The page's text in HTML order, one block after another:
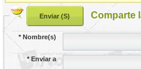
Comparte
*Nombre(s)
*Enviar a